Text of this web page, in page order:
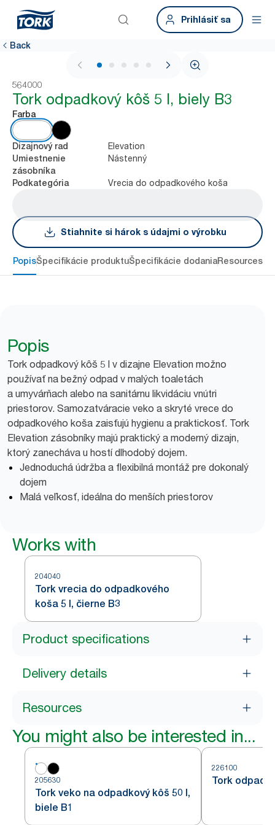
Prihlásiť sa
Back
1 / 5
564000
Tork odpadkový kôš 5 l, biely B3
Farba
Dizajnový rad Elevation
Umiestnenie
zásobníka
Nástenný
Podkategória Vrecia do odpadkového koša
Stiahnite si hárok s údajmi o výrobku
PopisŠpecifikácie produktuŠpecifikácie dodaniaResources
Popis
Tork odpadkový kôš 5 l v dizajne Elevation možno
používať na bežný odpad v malých toaletách
a umyvárňach alebo na sanitárnu likvidáciu vnútri
priestorov. Samozatváracie veko a skryté vrece do
odpadkového koša zaisťujú hygienu a praktickosť. Tork
Elevation zásobníky majú praktický a moderný dizajn,
ktorý zanecháva u hostí dlhodobý dojem.
Jednoduchá údržba a flexibilná montáž pre dokonalý
dojem
Malá veľkosť, ideálna do menších priestorov
Works with
204040
Tork vrecia do odpadkového
koša 5 l, čierne B3
Product specifications
Delivery details
Resources
You might also be interested in...
205630
Tork veko na odpadkový kôš 50 l,
biele B1
226100
Tork